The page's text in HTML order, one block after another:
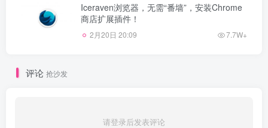
Iceraven浏览器，无需“番墙”，安装Chrome
商店扩展插件！
2月20日 20:09 7.7W+
评论 抢沙发
请登录后发表评论